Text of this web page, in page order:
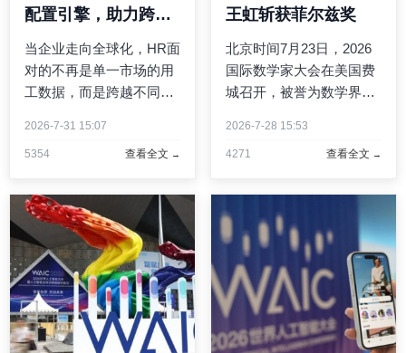
配置引擎，助力跨境
数据安全实现“分级管
控”
当企业走向全球化，HR面
对的不再是单一市场的用
工数据，而是跨越不同司
据全部放行有安全风险，
断，出海企业真正需要
的，是"按风险等级动态管
控 ...
2026-7-31 15:07
5354 查看全文
王虹斩获菲尔兹奖
北京时间7月23日，2026
国际数学家大会在美国费
城召开，被誉为数学界诺
数学家王虹、邓煜双双摘
很多人不知道，早在世界
...
2026-7-28 15:53
4271 查看全文